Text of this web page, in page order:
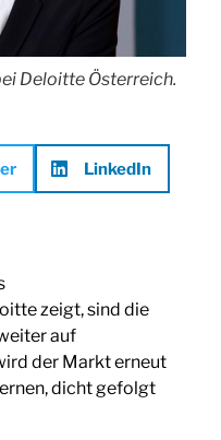
Deloitte Österreich.
LinkedIn
zeigt, sind die
auf
der Markt erneut
dicht gefolgt